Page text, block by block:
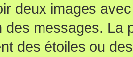
deux images
des messages. La
des étoiles ou